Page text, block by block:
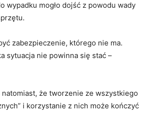
wypadku mogło dojść z powodu wady
zabezpieczenie, którego nie ma.
sytuacja nie powinna się stać –
natomiast, że tworzenie ze wszystkiego
i korzystanie z nich może kończyć